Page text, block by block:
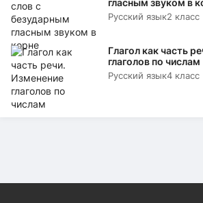
гласным звуком в
Русский язык2 класс
Глагол как часть
глаголов по числам
Русский язык4 класс